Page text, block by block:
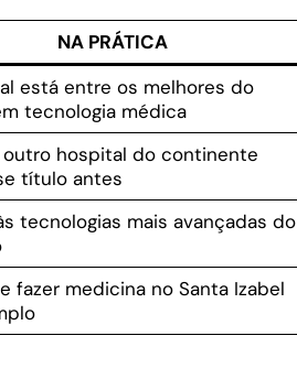
NA PRÁTICA
está entre os melhores do
tecnologia médica
outro hospital do continente
título antes
tecnologias mais avançadas do
fazer medicina no Santa Izabel